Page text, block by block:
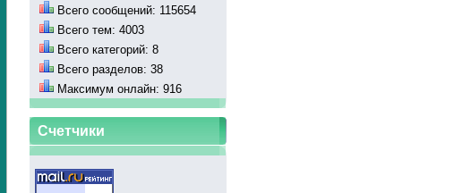
Всего сообщений: 115654
Всего тем: 4003
Всего категорий: 8
Всего разделов: 38
Максимум онлайн: 916
Счетчики